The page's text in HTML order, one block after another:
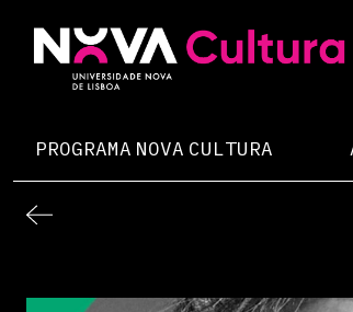
content
PROGRAMA NOVA CULTURA